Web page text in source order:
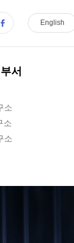
서
소
소
소
English